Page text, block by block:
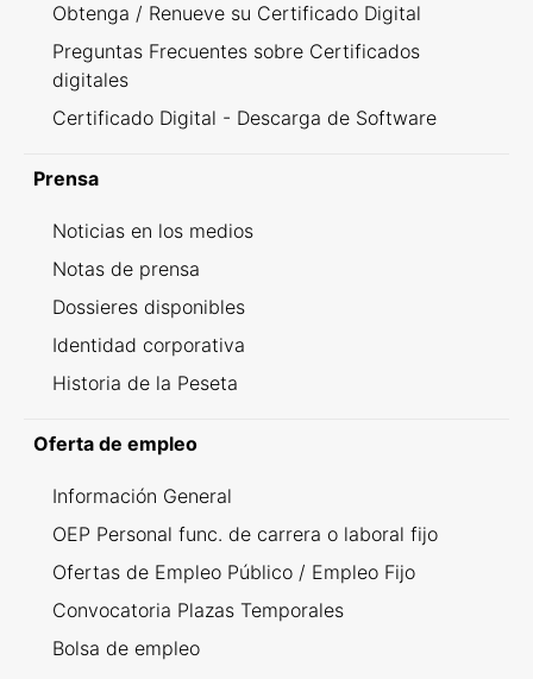
Obtenga / Renueve su Certificado Digital
Preguntas Frecuentes sobre Certificados
digitales
Certificado Digital - Descarga de Software
Prensa
Noticias en los medios
Notas de prensa
Dossieres disponibles
Identidad corporativa
Historia de la Peseta
Oferta de empleo
Información General
OEP Personal func. de carrera o laboral fijo
Ofertas de Empleo Público / Empleo Fijo
Convocatoria Plazas Temporales
Bolsa de empleo